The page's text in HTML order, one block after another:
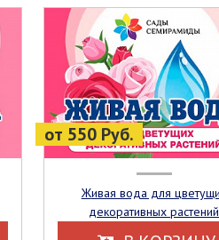
от 550 Руб.
Живая вода для цветущих
декоративных растений